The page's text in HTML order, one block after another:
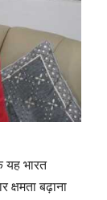
यह भारत
क्षमता बढ़ाना